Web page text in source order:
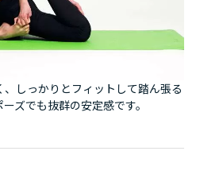
しっかりとフィットして踏ん張る
ズでも抜群の安定感です。